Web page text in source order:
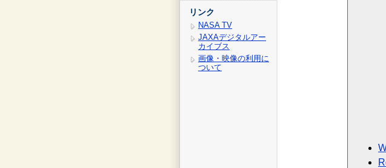
リンク
NASA TV
JAXAデジタルアー
カイブス
画像・映像の利用に
ついて